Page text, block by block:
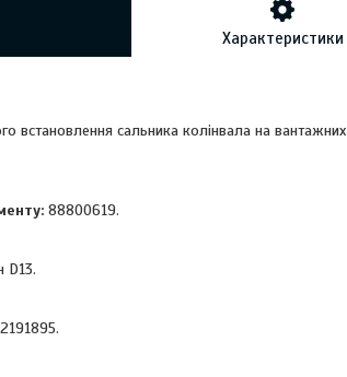
Характеристики
встановлення сальника колінвала на вантажних
88800619.
D13.